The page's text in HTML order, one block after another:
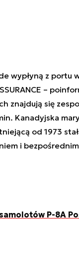
wypłyną z portu
–
znajdują się
Kanadyjska
od 1973
i
P-8A